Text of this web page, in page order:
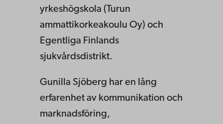
yrkeshögskola (Turun
ammattikorkeakoulu Oy) och
Egentliga Finlands
sjukvårdsdistrikt.
Gunilla Sjöberg har en lång
erfarenhet av kommunikation och
marknadsföring,